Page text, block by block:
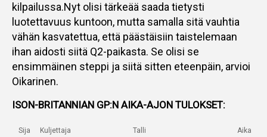
kilpailussa.Nyt olisi tärkeää saada tietysti
luotettavuus kuntoon, mutta samalla sitä vauhtia
vähän kasvatettua, että päästäisiin taistelemaan
ihan aidosti siitä Q2-paikasta. Se olisi se
ensimmäinen steppi ja siitä sitten eteenpäin, arvioi
Oikarinen.
ISON-BRITANNIAN GP:N AIKA-AJON TULOKSET:
Sija Kuljettaja Talli Aika